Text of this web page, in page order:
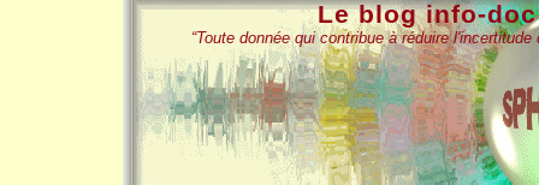
Le blog info-
“Toute donnée qui contribue à réduire